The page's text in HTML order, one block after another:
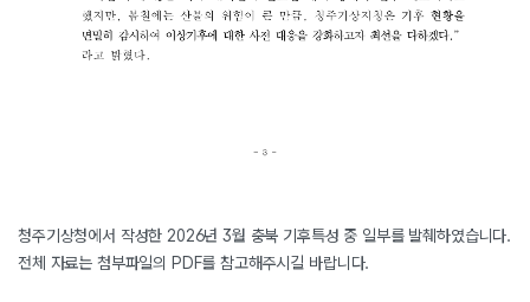
청주기상청에서 작성한 2026년 3월 충북 기후특성 중 일부를 발췌하였습니다.
전체 자료는 첨부파일의 PDF를 참고해주시길 바랍니다.